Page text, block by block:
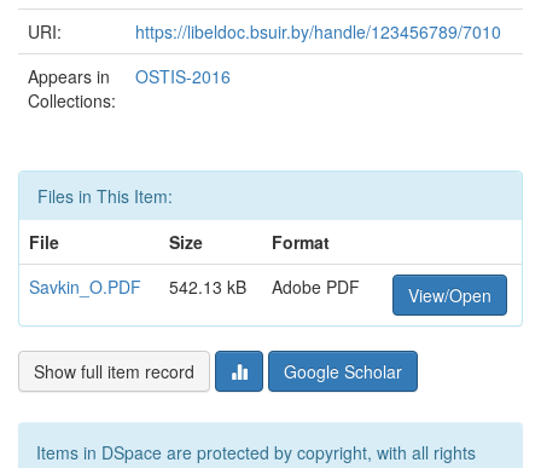
URI:
https://libeldoc.bsuir.by/handle/123456789/7010
Appears in
Collections:
OSTIS-2016
Files in This Item:
File
Size
Format
Savkin_O.PDF
542.13 kB Adobe PDF View/Open
Show full item record Google Scholar
Items in DSpace are protected by copyright, with all rights